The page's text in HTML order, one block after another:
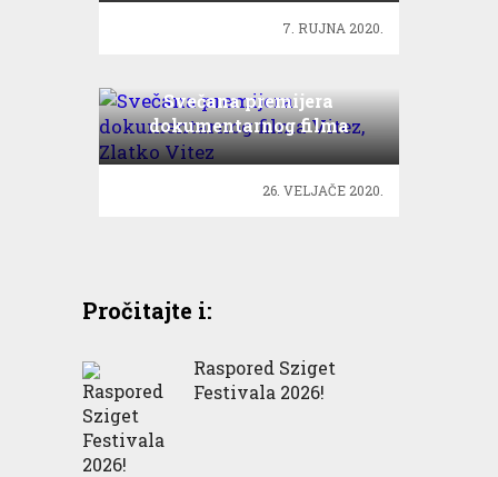
7. RUJNA 2020.
Svečana premijera
dokumentarnog filma
Vitez, Zlatko Vitez
26. VELJAČE 2020.
Pročitajte i:
Raspored Sziget
Festivala 2026!